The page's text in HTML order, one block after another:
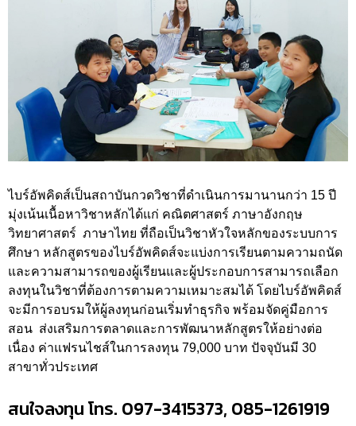
ไบร์อัพคิดส์เป็นสถาบันกวดวิชาที่ดำเนินการมานานกว่า 15 ปี
มุ่งเน้นเนื้อหาวิชาหลักได้แก่ คณิตศาสตร์ ภาษาอังกฤษ
วิทยาศาสตร์ ภาษาไทย ที่ถือเป็นวิชาหัวใจหลักของระบบการ
ศึกษา หลักสูตรของไบร์อัพคิดส์จะแบ่งการเรียนตามความถนัด
และความสามารถของผู้เรียนและผู้ประกอบการสามารถเลือก
ลงทุนในวิชาที่ต้องการตามความเหมาะสมได้ โดยไบร์อัพคิดส์
จะมีการอบรมให้ผู้ลงทุนก่อนเริ่มทำธุรกิจ พร้อมจัดคู่มือการ
สอน ส่งเสริมการตลาดและการพัฒนาหลักสูตรให้อย่างต่อ
เนื่อง ค่าแฟรนไชส์ในการลงทุน 79,000 บาท ปัจจุบันมี 30
สาขาทั่วประเทศ
สนใจลงทุน โทร. 097-3415373, 085-1261919